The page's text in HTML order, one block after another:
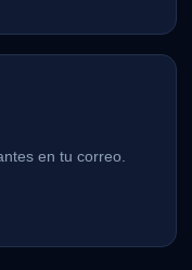
en tu correo.